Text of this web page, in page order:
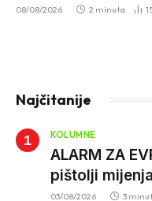
08/08/2026 2 minuta
Najčitanije
KOLUMNE
ALARM ZA
pištolji
istrage
03/08/2026 3